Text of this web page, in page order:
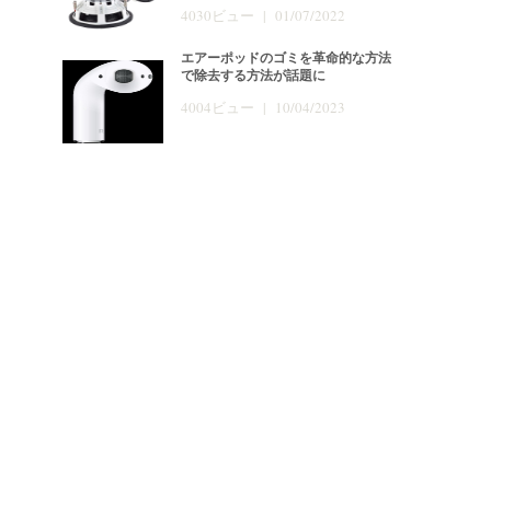
4030ビュー | 01/07/2022
エアーポッドのゴミを革命的な方法
で除去する方法が話題に
4004ビュー | 10/04/2023